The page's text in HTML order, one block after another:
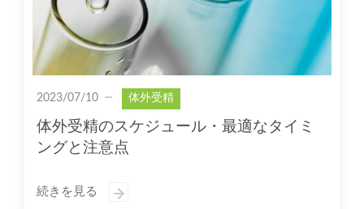
2023/07/10 体外受精
体外受精のスケジュール・最適なタイミ
ングと注意点
続きを見る